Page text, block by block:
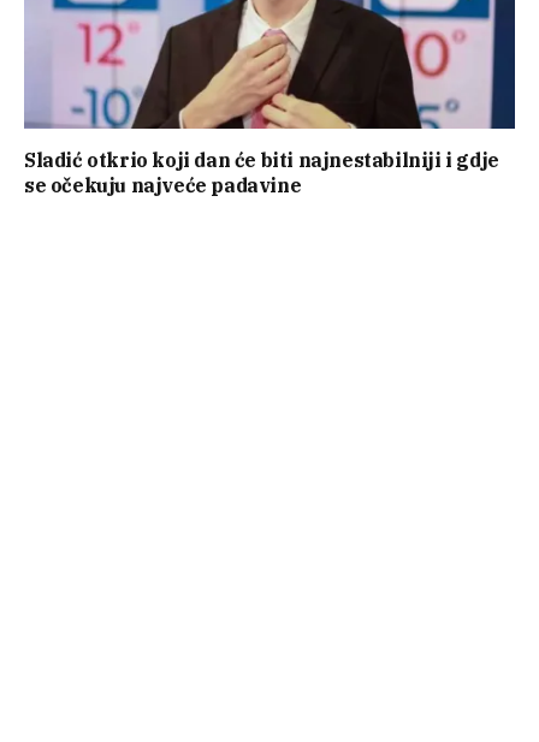
Sladić otkrio koji dan će biti najnestabilniji i gdje
se očekuju najveće padavine